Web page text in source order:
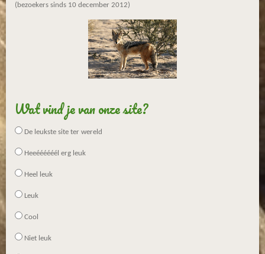
(bezoekers sinds 10 december 2012)
Wat vind je van onze site?
De leukste site ter wereld
Heeéééééél erg leuk
Heel leuk
Leuk
Cool
Niet leuk